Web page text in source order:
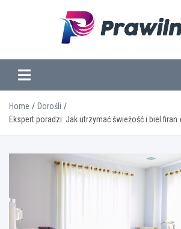
Home
Dorośli
Ekspert poradzi: Jak utrzymać świeżość i biel firan